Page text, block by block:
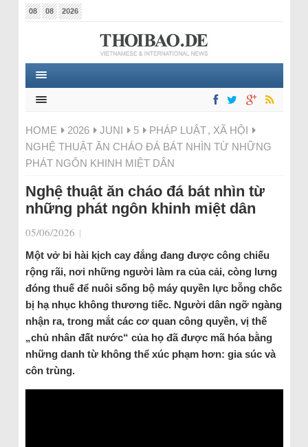
08 08 2026
HOME 2026 JUNI 5 PHÁP LUẬT , XÃ HỘI
NGHỆ THUẬT ĂN CHÁO ĐÁ BÁT NHÌN TỪ NHỮNG
PHÁT NGÔN KHINH MIỆT DÂN
Nghệ thuật ăn cháo đá bát nhìn từ
những phát ngôn khinh miệt dân
05/06/2026 |
Một vở bi hài kịch cay đắng đang được công chiếu
rộng rãi, nơi những người làm ra của cải, còng lưng
đóng thuế để nuôi sống bộ máy quyền lực bỗng chốc
bị hạ nhục không thương tiếc. Người dân ngỡ ngàng
nhận ra, trong mắt các cơ quan công quyền, vị thế
„chủ nhân đất nước“ của họ đã được mã hóa bằng
những danh từ không thể xúc phạm hơn: gia súc và
côn trùng.